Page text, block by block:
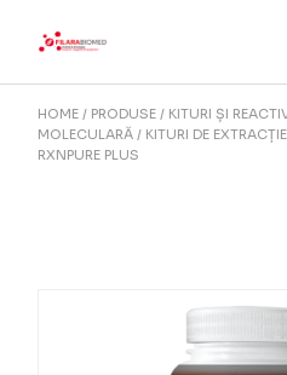
HOME PRODUSE KITURI ȘI
MOLECULARĂ
KITURI DE EXTRACȚIE
RXNPURE PLUS